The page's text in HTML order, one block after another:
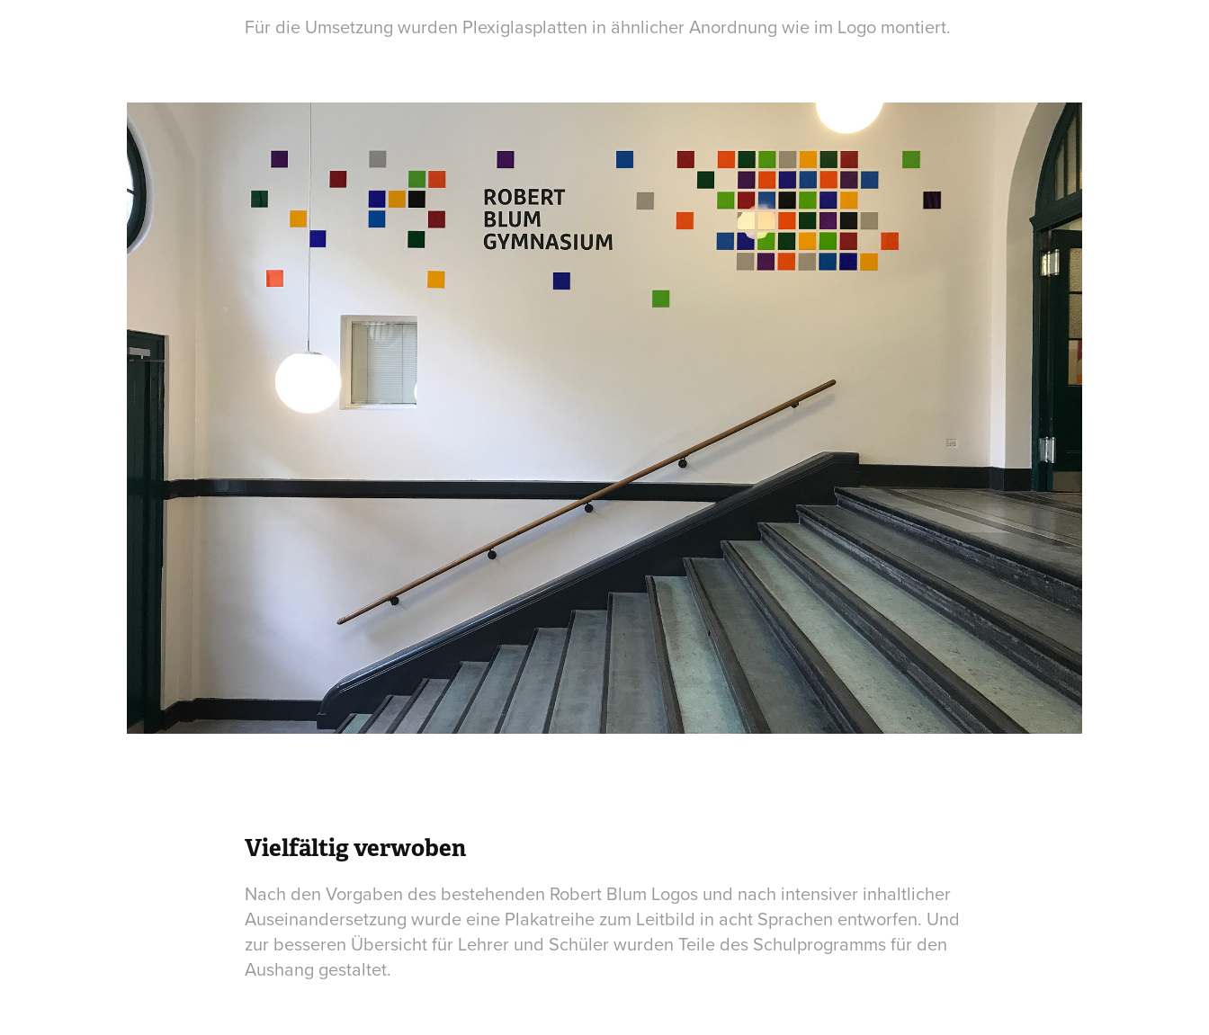
Für die Umsetzung wurden Plexiglasplatten in ähnlicher Anordnung wie im Logo montiert.
Vielfältig verwoben
Nach den Vorgaben des bestehenden Robert Blum Logos und nach intensiver inhaltlicher
Auseinandersetzung wurde eine Plakatreihe zum Leitbild in acht Sprachen entworfen. Und
zur besseren Übersicht für Lehrer und Schüler wurden Teile des Schulprogramms für den
Aushang gestaltet.